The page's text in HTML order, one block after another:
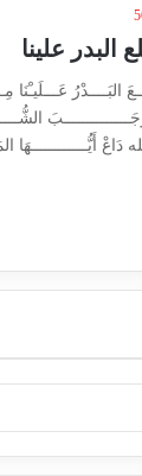
علينا
البَــــدْرُ عَـــلَيـْنَا
دَاعْ أَيُّــــــــــــهَا